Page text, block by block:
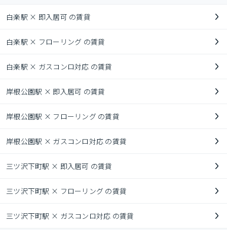
白楽駅 × 即入居可 の賃貸
白楽駅 × フローリング の賃貸
白楽駅 × ガスコンロ対応 の賃貸
岸根公園駅 × 即入居可 の賃貸
岸根公園駅 × フローリング の賃貸
岸根公園駅 × ガスコンロ対応 の賃貸
三ツ沢下町駅 × 即入居可 の賃貸
三ツ沢下町駅 × フローリング の賃貸
三ツ沢下町駅 × ガスコンロ対応 の賃貸